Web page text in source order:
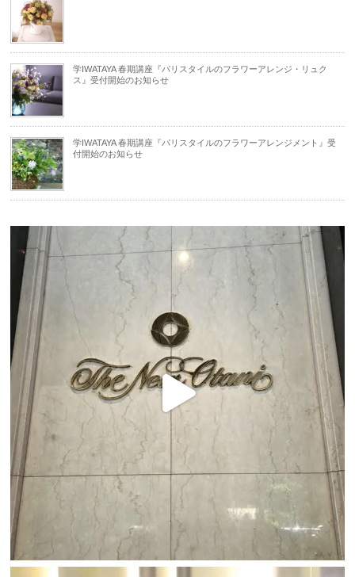
学IWATAYA 春期講座『パリスタイルのフラワーアレンジ・リュク
ス』受付開始のお知らせ
学IWATAYA 春期講座『パリスタイルのフラワーアレンジメント』受
付開始のお知らせ